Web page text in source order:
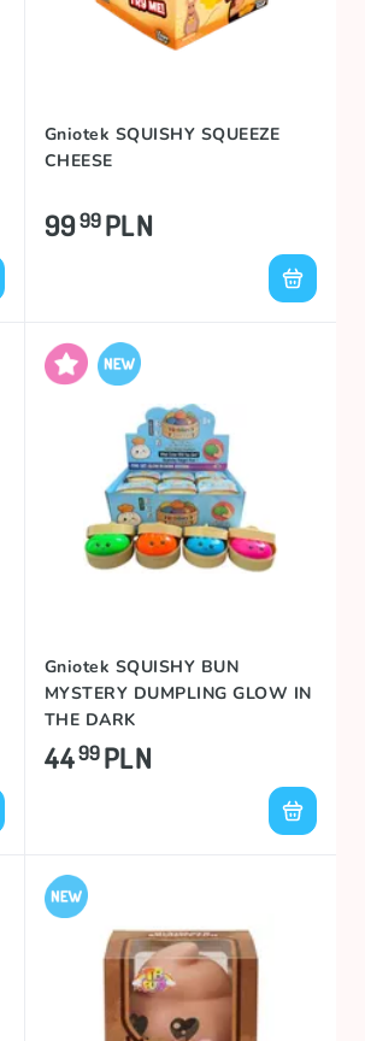
Gniotek SQUISHY SQUEEZE
CHEESE
9999PLN
Gniotek SQUISHY BUN
MYSTERY DUMPLING GLOW IN
THE DARK
4499PLN